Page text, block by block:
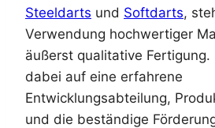
Steeldarts und Softdarts,
Verwendung hochwertiger
äußerst qualitative Fertigung.
dabei auf eine erfahrene
Entwicklungsabteilung,
und die beständige